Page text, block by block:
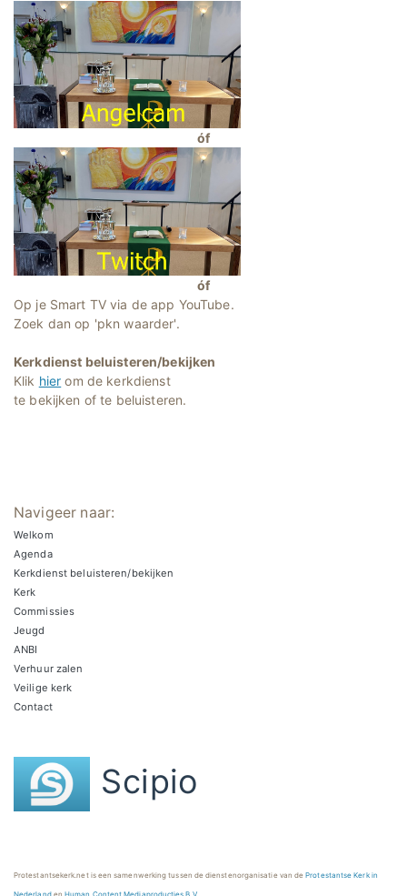
óf
óf
Op je Smart TV via de app YouTube.
Zoek dan op 'pkn waarder'.
Kerkdienst beluisteren/bekijken
Klik hier om de kerkdienst
te bekijken of te beluisteren.
Navigeer naar:
Welkom
Agenda
Kerkdienst beluisteren/bekijken
Kerk
Commissies
Jeugd
ANBI
Verhuur zalen
Veilige kerk
Contact
Scipio
Protestantsekerk.net is een samenwerking tussen de dienstenorganisatie van deProtestantse Kerk in
NederlandenHuman Content Mediaproducties B.V.